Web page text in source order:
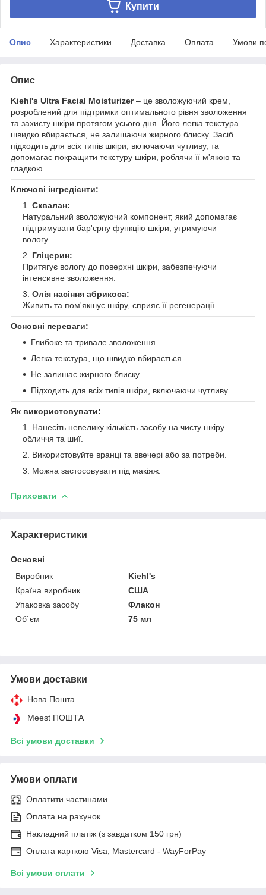
Купити
Опис Характеристики Доставка Оплата Умови
Опис
Kiehl's Ultra Facial Moisturizer– це зволожуючий крем,
розроблений для підтримки оптимального рівня зволоження
та захисту шкіри протягом усього дня. Його легка текстура
швидко вбирається, не залишаючи жирного блиску. Засіб
підходить для всіх типів шкіри, включаючи чутливу, та
допомагає покращити текстуру шкіри, роблячи її м'якою та
гладкою.
Ключові інгредієнти:
Сквалан:
Натуральний зволожуючий компонент, який допомагає
підтримувати бар'єрну функцію шкіри, утримуючи
вологу.
Гліцерин:
Притягує вологу до поверхні шкіри, забезпечуючи
інтенсивне зволоження.
Олія насіння абрикоса:
Живить та пом'якшує шкіру, сприяє її регенерації.
Основні переваги:
Глибоке та тривале зволоження.
Легка текстура, що швидко вбирається.
Не залишає жирного блиску.
Підходить для всіх типів шкіри, включаючи чутливу.
Як використовувати:
Нанесіть невелику кількість засобу на чисту шкіру
обличчя та шиї.
Використовуйте вранці та ввечері або за потреби.
Можна застосовувати під макіяж.
Приховати
Характеристики
Основні
Виробник
Kiehl's
Країна виробник
США
Упаковка засобу
Флакон
Об`єм
75 мл
Умови доставки
Нова Пошта
Meest ПОШТА
Всі умови доставки
Умови оплати
Оплатити частинами
Оплата на рахунок
Накладний платіж (з завдатком 150 грн)
Оплата карткою Visa, Mastercard - WayForPay
Всі умови оплати